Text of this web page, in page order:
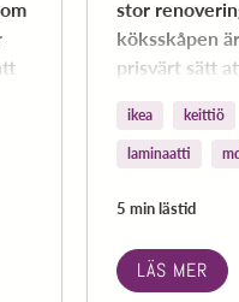
stor
köksskåpen
prisvärt sätt
du väljer rätt
ikea keittiö
laminaatti
5 min lästid
LÄS MER